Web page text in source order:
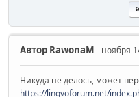
Автор RawonaM - ноября
Никуда не делось, может
https://lingvoforum.net/